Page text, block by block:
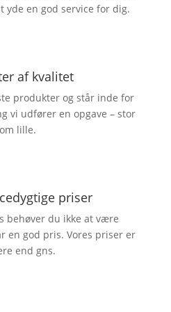
en god service for dig.
af kvalitet
produkter og står inde for
vi udfører en opgave – stor
lille.
priser
behøver du ikke at være
en god pris. Vores priser er
end gns.